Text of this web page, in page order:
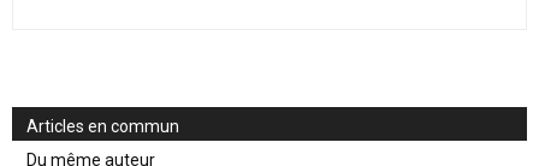
Articles en commun
Du même auteur